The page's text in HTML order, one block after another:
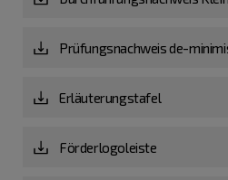
Prüfungsnachweis de-
Erläuterungstafel
Förderlogoleiste